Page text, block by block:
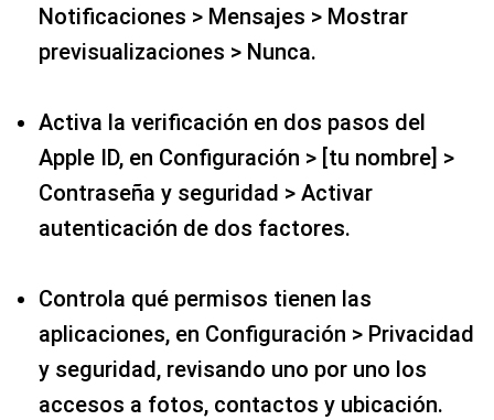
Notificaciones > Mensajes > Mostrar
previsualizaciones > Nunca.
Activa la verificación en dos pasos del
Apple ID, en Configuración > [tu nombre] >
Contraseña y seguridad > Activar
autenticación de dos factores.
Controla qué permisos tienen las
aplicaciones, en Configuración > Privacidad
y seguridad, revisando uno por uno los
accesos a fotos, contactos y ubicación.